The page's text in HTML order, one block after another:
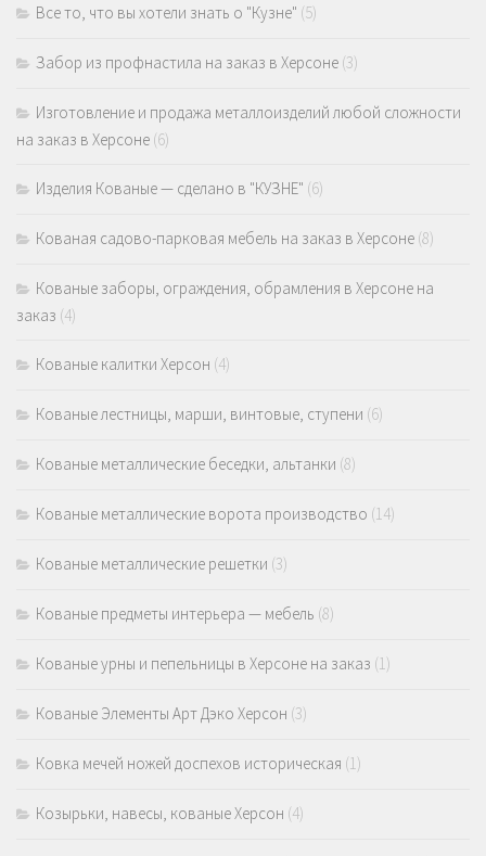
Все то, что вы хотели знать о "Кузне" (5)
Забор из профнастила на заказ в Херсоне (3)
Изготовление и продажа металлоизделий любой сложности
на заказ в Херсоне (6)
Изделия Кованые — сделано в "КУЗНЕ" (6)
Кованая садово-парковая мебель на заказ в Херсоне (8)
Кованые заборы, ограждения, обрамления в Херсоне на
заказ (4)
Кованые калитки Херсон (4)
Кованые лестницы, марши, винтовые, ступени (6)
Кованые металлические беседки, альтанки (8)
Кованые металлические ворота производство (14)
Кованые металлические решетки (3)
Кованые предметы интерьера — мебель (8)
Кованые урны и пепельницы в Херсоне на заказ (1)
Кованые Элементы Арт Дэко Херсон (3)
Ковка мечей ножей доспехов историческая (1)
Козырьки, навесы, кованые Херсон (4)